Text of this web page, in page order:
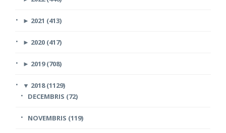
► 2021 (413)
► 2020 (417)
► 2019 (708)
▼ 2018 (1129)
DECEMBRIS (72)
NOVEMBRIS (119)